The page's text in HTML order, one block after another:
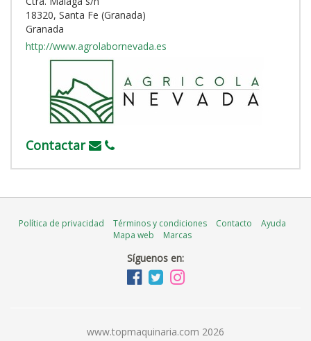
18320, Santa Fe (Granada)
Granada
http://www.agrolabornevada.es
Contactar
Política de privacidad Términos y condiciones Contacto
Ayuda
Mapa web
Marcas
Síguenos en:
www.topmaquinaria.com 2026